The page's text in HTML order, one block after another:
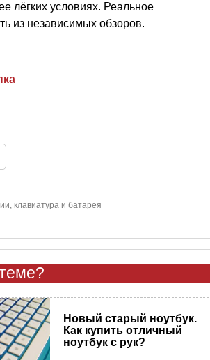
лёгких условиях. Реальное
из независимых обзоров.
клавиатура и батарея
Новый старый ноутбук.
Как купить отличный
ноутбук с рук?